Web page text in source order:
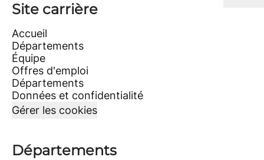
Site carrière
Accueil
Départements
Équipe
Offres d'emploi
Départements
Données et confidentialité
Gérer les cookies
Départements